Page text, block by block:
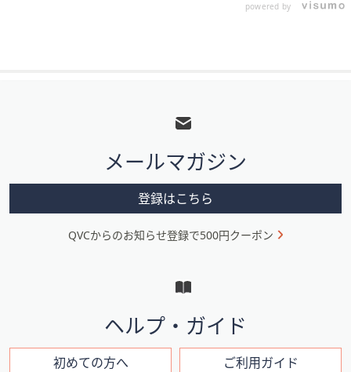
powered by
メ
ニ
ン
メールマガジン
登録はこちら
QVCからのお知らせ登録で500円クーポン
ヘルプ・ガイド
初めての方へ ご利用ガイド